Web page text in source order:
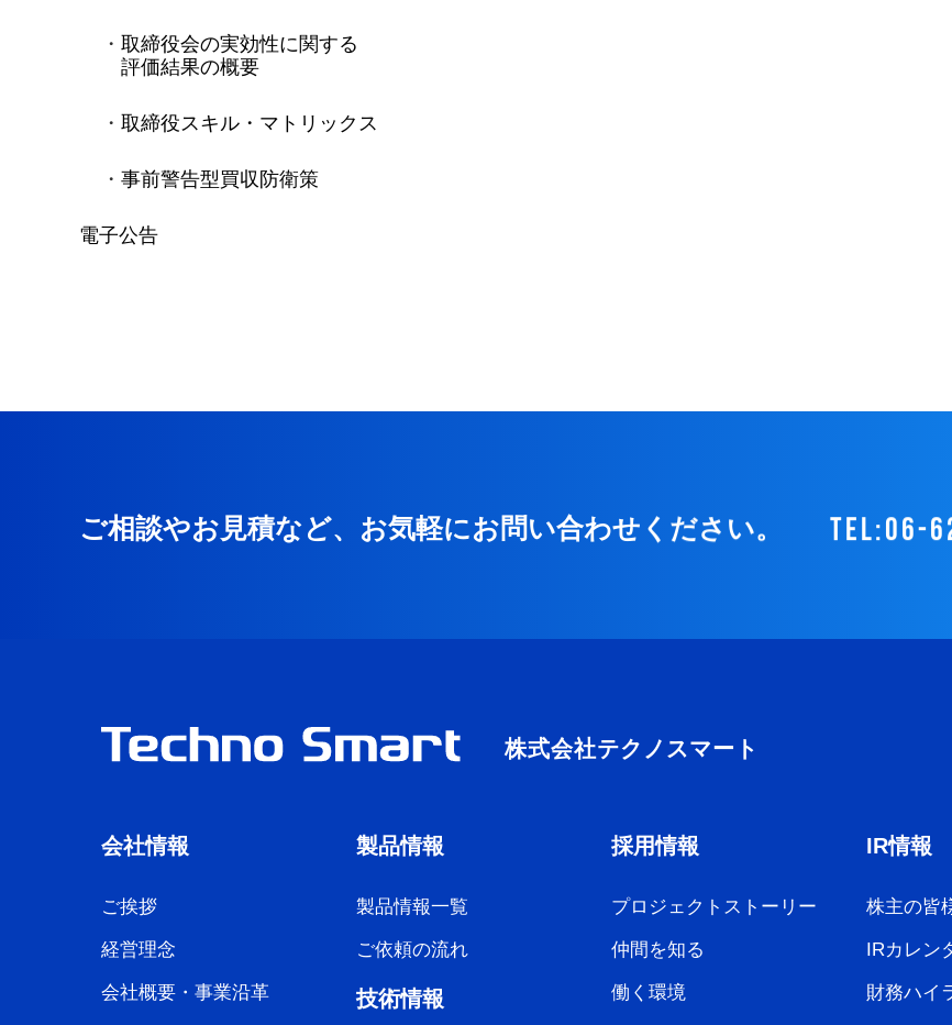
取締役会の実効性に関する
評価結果の概要
取締役スキル・マトリックス
事前警告型買収防衛策
電子公告
ご相談やお見積など、お気軽にお問い合わせください。 tel:06-
会社情報
ご挨拶
経営理念
会社概要・事業沿革
製品情報
製品情報一覧
ご依頼の流れ
技術情報
採用情報
プロジェクトストーリー
仲間を知る
働く環境
IR情報
株主の皆
IRカレン
財務ハイ